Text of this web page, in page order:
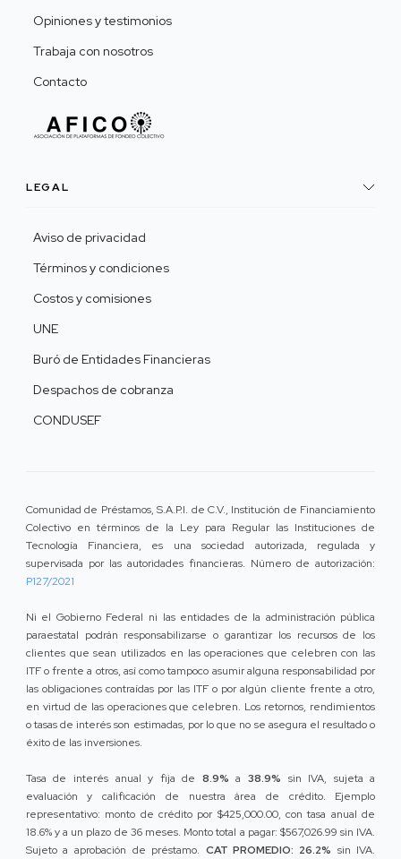
Opiniones y testimonios
Trabaja con nosotros
Contacto
LEGAL
Aviso de privacidad
Términos y condiciones
Costos y comisiones
UNE
Buró de Entidades Financieras
Despachos de cobranza
CONDUSEF
Comunidad de Préstamos, S.A.P.I. de C.V., Institución de Financiamiento
Colectivo en términos de la Ley para Regular las Instituciones de
Tecnología Financiera, es una sociedad autorizada, regulada y
supervisada por las autoridades financieras. Número de autorización:
P127/2021
Ni el Gobierno Federal ni las entidades de la administración pública
paraestatal podrán responsabilizarse o garantizar los recursos de los
clientes que sean utilizados en las operaciones que celebren con las
ITF o frente a otros, así como tampoco asumir alguna responsabilidad por
las obligaciones contraídas por las ITF o por algún cliente frente a otro,
en virtud de las operaciones que celebren. Los retornos, rendimientos
o tasas de interés son estimadas, por lo que no se asegura el resultado o
éxito de las inversiones.
Tasa de interés anual y fija de 8.9% a 38.9% sin IVA, sujeta a
evaluación y calificación de nuestra área de crédito. Ejemplo
representativo: monto de crédito por $425,000.00, con tasa anual de
18.6% y a un plazo de 36 meses. Monto total a pagar: $567,026.99 sin IVA.
Sujeto a aprobación de préstamo. CAT PROMEDIO: 26.2% sin IVA.